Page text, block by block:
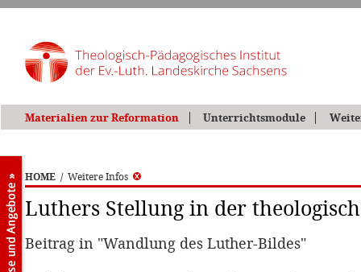
Materialien zur Reformation Unterrichtsmodule
HOME / Weitere Infos
Luthers Stellung in der
Beitrag in "Wandlung des Luther-Bildes"